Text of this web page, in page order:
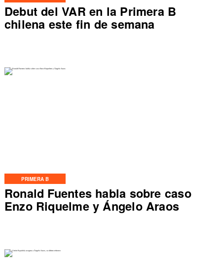
Debut del VAR en la Primera B
chilena este fin de semana
PRIMERA B
Ronald Fuentes habla sobre caso
Enzo Riquelme y Ángelo Araos